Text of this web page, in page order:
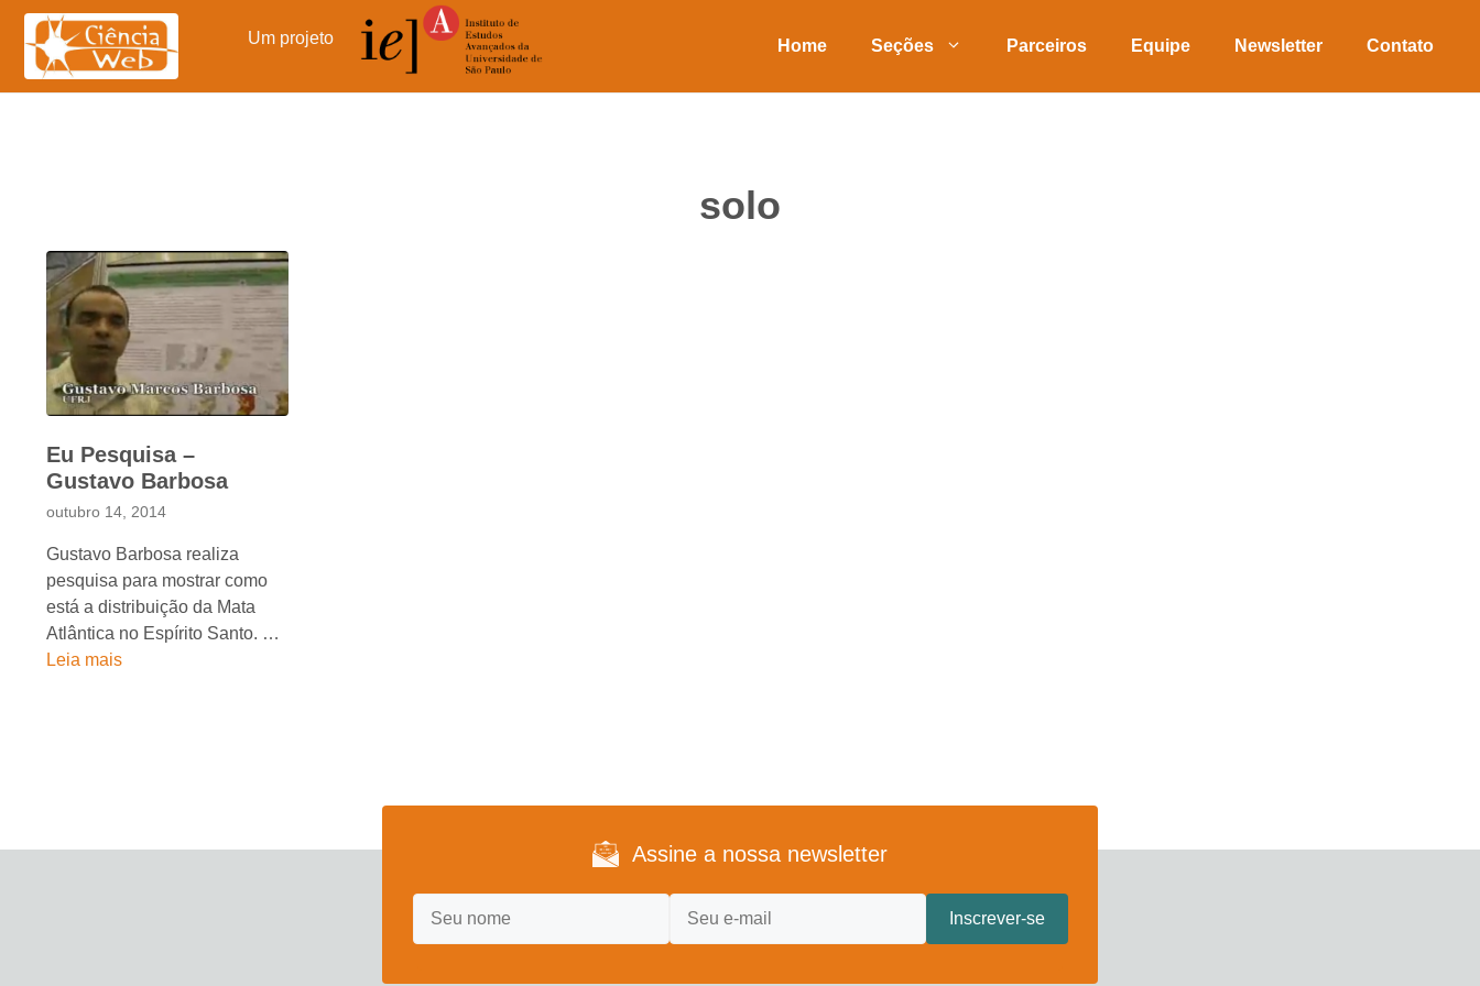
Pular
conteúdo
Um projeto Home Seções Parceiros Equipe Newsletter Contato
solo
Eu Pesquisa –
Gustavo Barbosa
outubro 14, 2014
Gustavo Barbosa realiza
pesquisa para mostrar como
está a distribuição da Mata
Atlântica no Espírito Santo. …
Leia mais
Assine a nossa newsletter